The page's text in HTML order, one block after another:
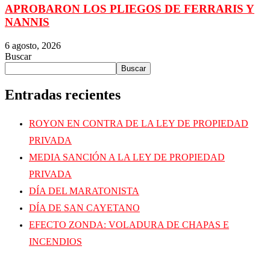
APROBARON LOS PLIEGOS DE FERRARIS Y
NANNIS
6 agosto, 2026
Buscar
Buscar
Entradas recientes
ROYON EN CONTRA DE LA LEY DE PROPIEDAD
PRIVADA
MEDIA SANCIÓN A LA LEY DE PROPIEDAD
PRIVADA
DÍA DEL MARATONISTA
DÍA DE SAN CAYETANO
EFECTO ZONDA: VOLADURA DE CHAPAS E
INCENDIOS